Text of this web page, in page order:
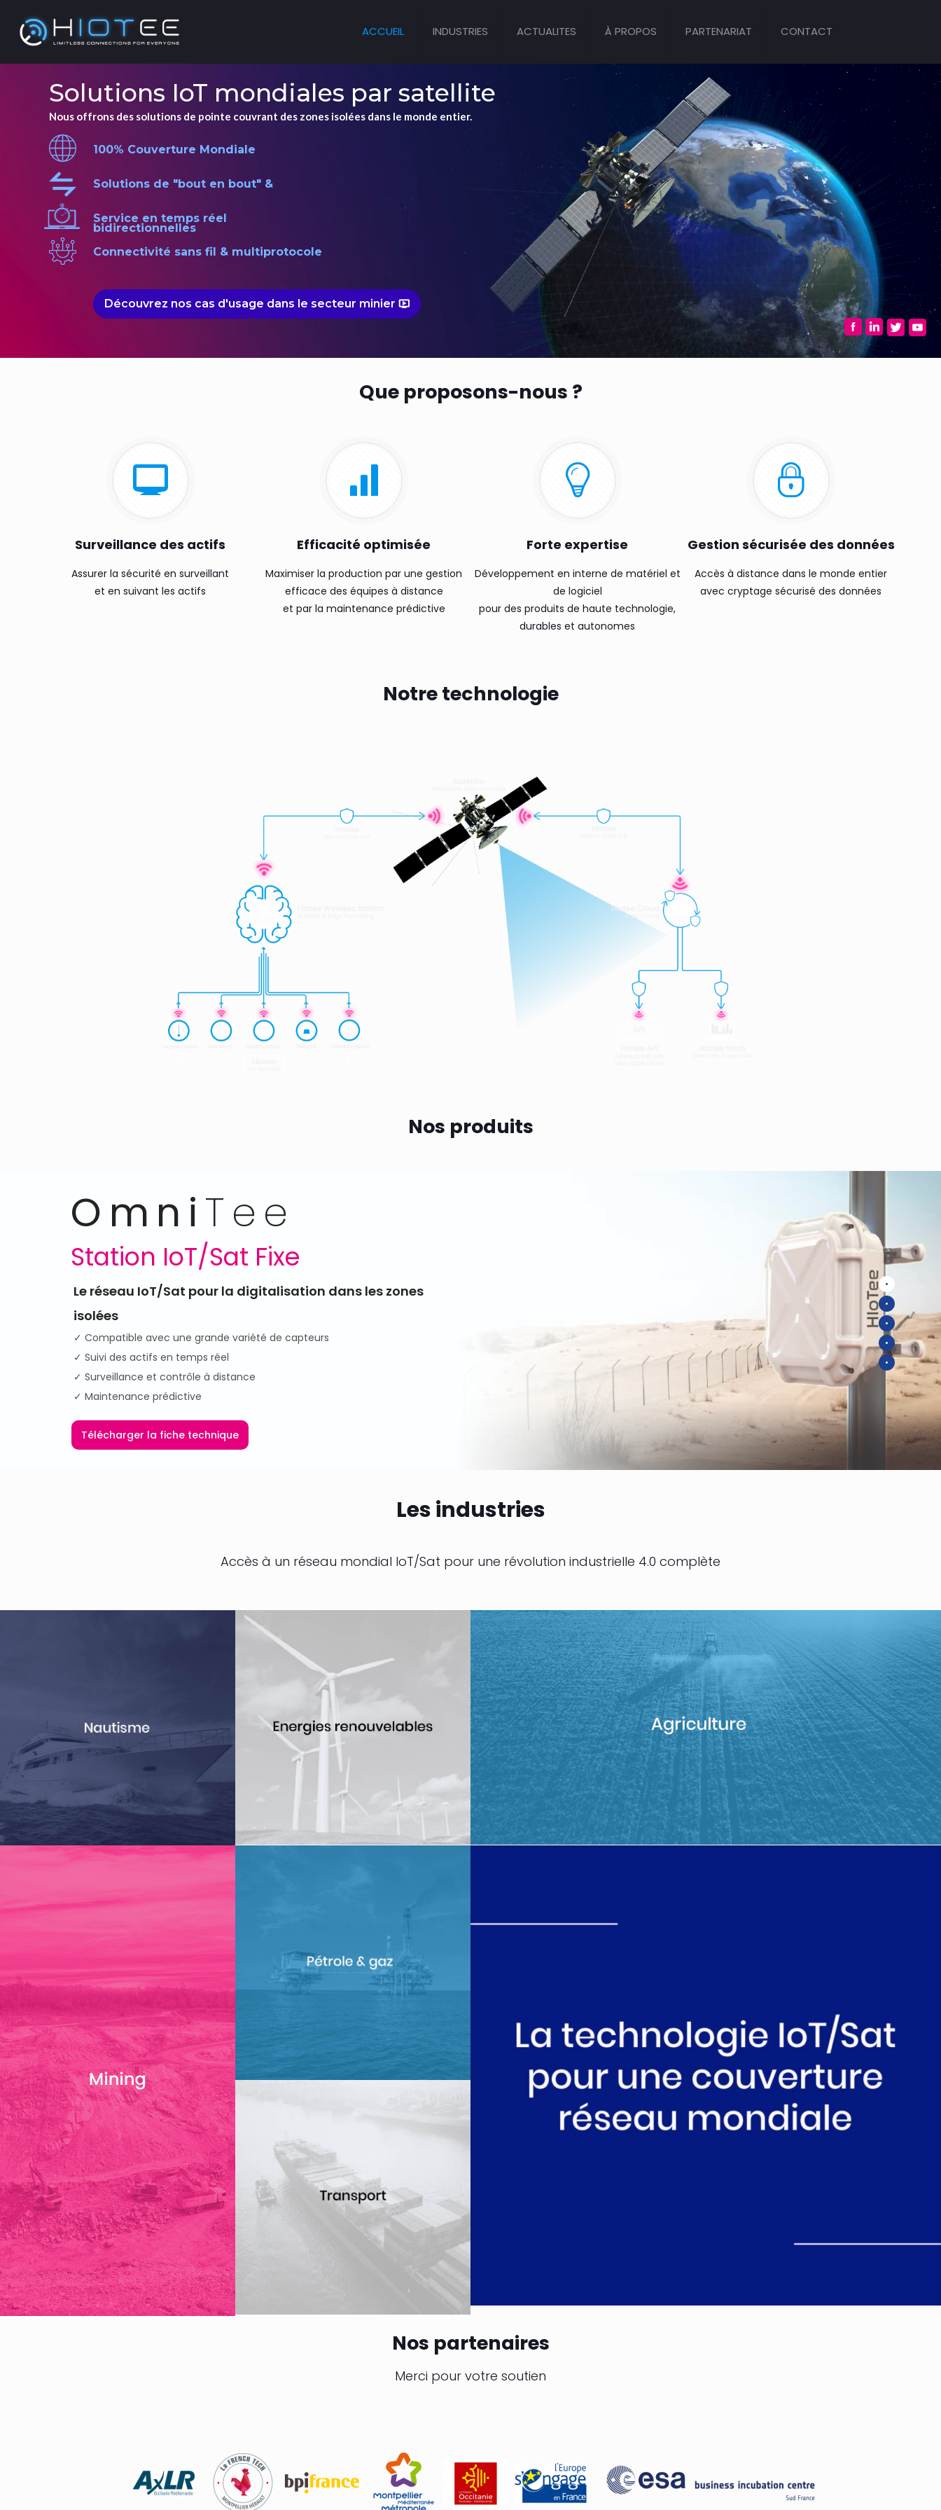
ACCUEIL INDUSTRIES ACTUALITES À PROPOS PARTENARIAT CONTACT
Service en temps réel
Solutions IoT mondiales par satellite
100% Couverture Mondiale
Solutions de "bout en bout" &
bidirectionnelles
Connectivité sans fil & multiprotocole
Nous offrons des solutions de pointe couvrant des zones isolées dans le monde entier.
Découvrez nos cas d'usage dans le secteur minier ondemand_video
Que proposons-nous ?
Surveillance des actifs
Assurer la sécurité en surveillant
et en suivant les actifs
Efficacité optimisée
Maximiser la production par une gestion
efficace des équipes à distance
et par la maintenance prédictive
Forte expertise
Développement en interne de matériel et
de logiciel
pour des produits de haute technologie,
durables et autonomes
Gestion sécurisée des données
Accès à distance dans le monde entier
avec cryptage sécurisé des données
Notre technologie
Nos produits
Station IoT/Sat Fixe
Omni
✓ Compatible avec une grande variété de capteurs
✓ Suivi des actifs en temps réel
✓ Surveillance et contrôle à distance
✓ Maintenance prédictive
Tee
Le réseau IoT/Sat pour la digitalisation dans les zones
isolées
Télécharger la fiche technique
Les industries
Accès à un réseau mondial IoT/Sat pour une révolution industrielle 4.0 complète
Nos partenaires
Merci pour votre soutien